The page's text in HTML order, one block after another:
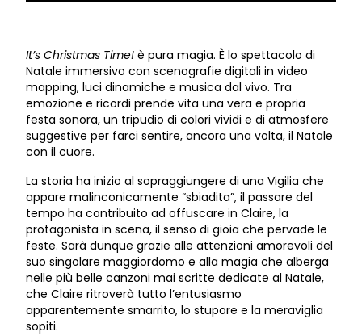
It’s Christmas Time! è pura magia. È lo spettacolo di
Natale immersivo con scenografie digitali in video
mapping, luci dinamiche e musica dal vivo. Tra
emozione e ricordi prende vita una vera e propria
festa sonora, un tripudio di colori vividi e di atmosfere
suggestive per farci sentire, ancora una volta, il Natale
con il cuore.
La storia ha inizio al sopraggiungere di una Vigilia che
appare malinconicamente “sbiadita”, il passare del
tempo ha contribuito ad offuscare in Claire, la
protagonista in scena, il senso di gioia che pervade le
feste. Sarà dunque grazie alle attenzioni amorevoli del
suo singolare maggiordomo e alla magia che alberga
nelle più belle canzoni mai scritte dedicate al Natale,
che Claire ritroverà tutto l’entusiasmo
apparentemente smarrito, lo stupore e la meraviglia
sopiti.